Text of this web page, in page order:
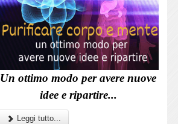
Un ottimo modo per avere nuove
idee e ripartire...
Leggi tutto...